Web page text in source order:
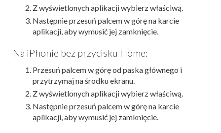
Z wyświetlonych aplikacji wybierz właściwą.
Następnie przesuń palcem w górę na karcie
aplikacji, aby wymusić jej zamknięcie.
Na iPhonie bez przycisku Home:
Przesuń palcem w górę od paska głównego i
przytrzymaj na środku ekranu.
Z wyświetlonych aplikacji wybierz właściwą.
Następnie przesuń palcem w górę na karcie
aplikacji, aby wymusić jej zamknięcie.